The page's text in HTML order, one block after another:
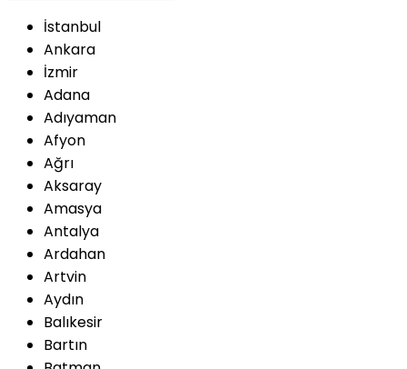
İstanbul
Ankara
İzmir
Adana
Adıyaman
Afyon
Ağrı
Aksaray
Amasya
Antalya
Ardahan
Artvin
Aydın
Balıkesir
Bartın